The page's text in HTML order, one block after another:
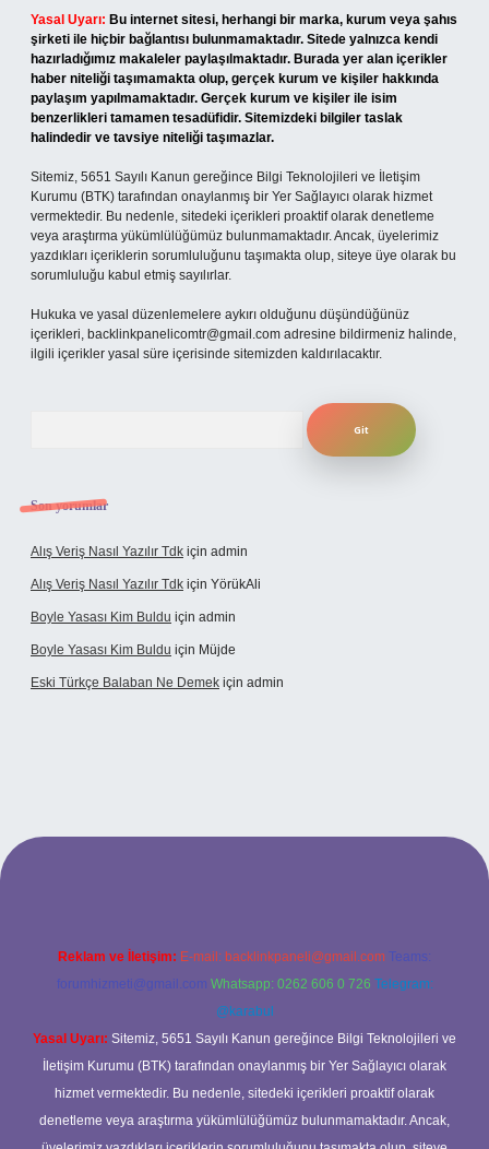
Yasal Uyarı: Bu internet sitesi, herhangi bir marka, kurum veya şahıs
şirketi ile hiçbir bağlantısı bulunmamaktadır. Sitede yalnızca kendi
hazırladığımız makaleler paylaşılmaktadır. Burada yer alan içerikler
haber niteliği taşımamakta olup, gerçek kurum ve kişiler hakkında
paylaşım yapılmamaktadır. Gerçek kurum ve kişiler ile isim
benzerlikleri tamamen tesadüfidir. Sitemizdeki bilgiler taslak
halindedir ve tavsiye niteliği taşımazlar.
Sitemiz, 5651 Sayılı Kanun gereğince Bilgi Teknolojileri ve İletişim
Kurumu (BTK) tarafından onaylanmış bir Yer Sağlayıcı olarak hizmet
vermektedir. Bu nedenle, sitedeki içerikleri proaktif olarak denetleme
veya araştırma yükümlülüğümüz bulunmamaktadır. Ancak, üyelerimiz
yazdıkları içeriklerin sorumluluğunu taşımakta olup, siteye üye olarak bu
sorumluluğu kabul etmiş sayılırlar.
Hukuka ve yasal düzenlemelere aykırı olduğunu düşündüğünüz
içerikleri, backlinkpanelicomtr@gmail.com adresine bildirmeniz halinde,
ilgili içerikler yasal süre içerisinde sitemizden kaldırılacaktır.
Son yorumlar
Alış Veriş Nasıl Yazılır Tdk için admin
Alış Veriş Nasıl Yazılır Tdk için YörükAli
Boyle Yasası Kim Buldu için admin
Boyle Yasası Kim Buldu için Müjde
Eski Türkçe Balaban Ne Demek için admin
casino
Reklam ve İletişim: E-mail: backlinkpaneli@gmail.com Teams:
forumhizmeti@gmail.com Whatsapp: 0262 606 0 726 Telegram:
@karabul
Yasal Uyarı: Sitemiz, 5651 Sayılı Kanun gereğince Bilgi Teknolojileri ve
İletişim Kurumu (BTK) tarafından onaylanmış bir Yer Sağlayıcı olarak
hizmet vermektedir. Bu nedenle, sitedeki içerikleri proaktif olarak
denetleme veya araştırma yükümlülüğümüz bulunmamaktadır. Ancak,